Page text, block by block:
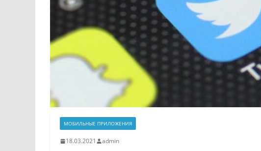
МОБИЛЬНЫЕ ПРИЛОЖЕНИЯ
18.03.2021 admin